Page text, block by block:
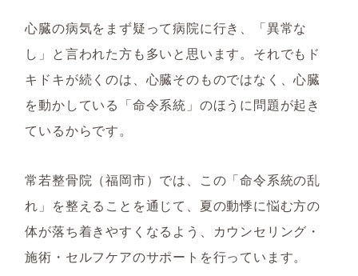
心臓の病気をまず疑って病院に行き、「異常な
し」と言われた方も多いと思います。それでもド
キドキが続くのは、心臓そのものではなく、心臓
を動かしている「命令系統」のほうに問題が起き
ているからです。
常若整骨院（福岡市）では、この「命令系統の乱
れ」を整えることを通じて、夏の動悸に悩む方の
体が落ち着きやすくなるよう、カウンセリング・
施術・セルフケアのサポートを行っています。